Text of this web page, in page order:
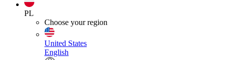
PL
Choose your region
United States
English